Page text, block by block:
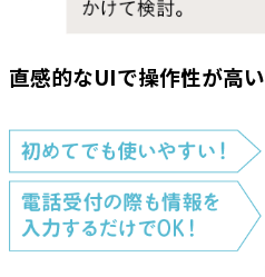
直感的なUIで操作性が高い